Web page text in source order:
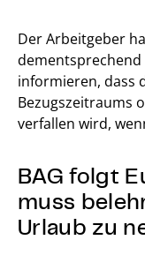
Der Arbeitgeber
informieren, dass
Bezugszeitraums
verfallen wird,
BAG folgt
muss
Urlaub zu